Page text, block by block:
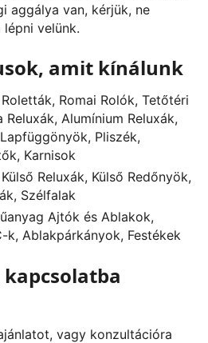
aggálya van, kérjük, ne
velünk.
amit kínálunk
Roletták, Romai Rolók, Tetőtéri
Reluxák, Alumínium Reluxák,
Pliszék,
Karnisok
Külső Reluxák, Külső Redőnyök,
Szélfalak
Ajtók és Ablakok,
k, Ablakpárkányok, Festékek
vagy konzultációra